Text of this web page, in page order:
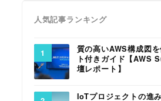
人気記事ランキング
質の高いAWS構成図
ト付きガイド【AWS
壇レポート】
IoTプロジェクトの進